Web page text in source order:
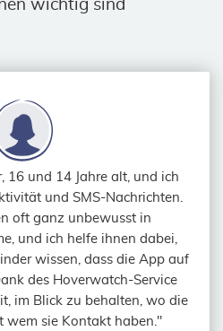
wichtig sind
16 und 14 Jahre alt, und ich
und SMS-Nachrichten.
oft ganz unbewusst in
und ich helfe ihnen dabei,
wissen, dass die App auf
des Hoverwatch-Service
im Blick zu behalten, wo die
wem sie Kontakt haben."